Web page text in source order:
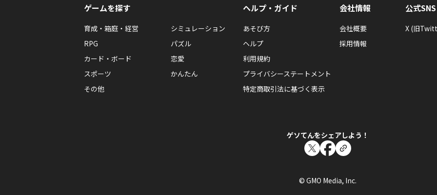
ゲームを探す
育成・箱庭・経営
シミュレーション
RPG
パズル
カード・ボード
恋愛
スポーツ
かんたん
その他
ヘルプ・ガイド
あそび方
ヘルプ
利用規約
プライバシーステートメント
特定商取引法に基づく表示
会社情報
会社概要
採用情報
公式SNS
X (旧
ゲソてんをシェアしよう！
© GMO Media, Inc.